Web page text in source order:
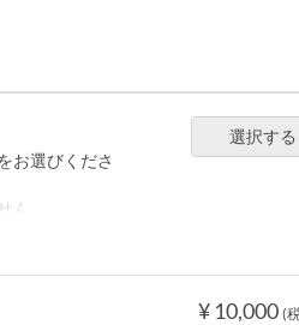
選択する
お選びくださ
。
¥ 10,000 (